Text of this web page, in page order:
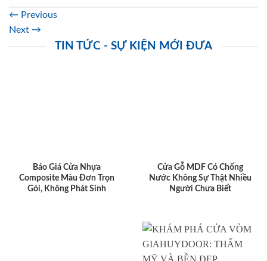
← Previous
Next →
TIN TỨC - SỰ KIỆN MỚI ĐƯA
Báo Giá Cửa Nhựa
Composite Màu Đơn Trọn
Gói, Không Phát Sinh
Cửa Gỗ MDF Có Chống
Nước Không Sự Thật Nhiều
Người Chưa Biết